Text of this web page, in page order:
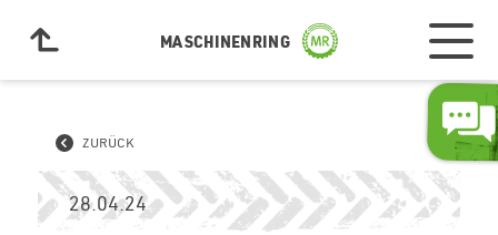
MASCHINENRING
ZURÜCK
28.04.24